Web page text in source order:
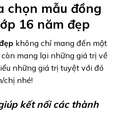
chọn mẫu đồng
16 năm đẹp
không chỉ mang đến một
mang lại những giá trị về
những giá trị tuyệt với đó
chị nhé!
kết nối các thành